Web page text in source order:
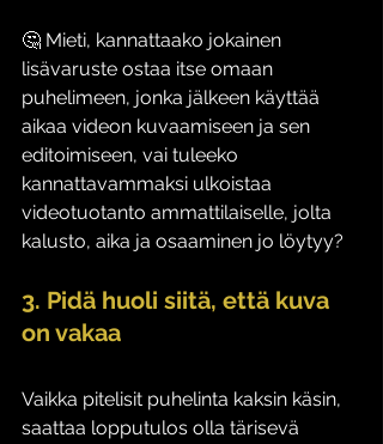
🤔 Mieti, kannattaako jokainen
lisävaruste ostaa itse omaan
puhelimeen, jonka jälkeen käyttää
aikaa videon kuvaamiseen ja sen
editoimiseen, vai tuleeko
kannattavammaksi ulkoistaa
videotuotanto ammattilaiselle, jolta
kalusto, aika ja osaaminen jo löytyy?
3. Pidä huoli siitä, että kuva
on vakaa
Vaikka pitelisit puhelinta kaksin käsin,
saattaa lopputulos olla tärisevä